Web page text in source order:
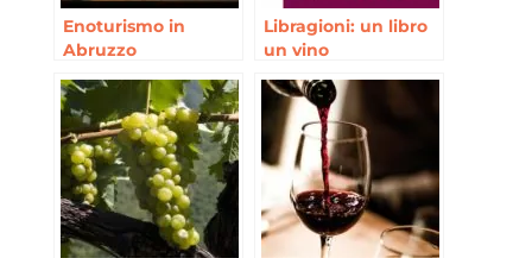
Enoturismo in
Abruzzo
Libragioni: un libro
un vino